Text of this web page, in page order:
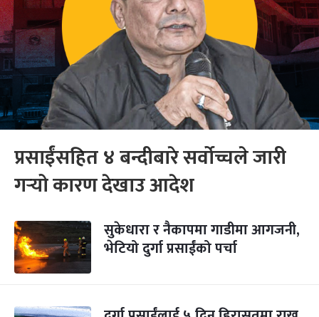
प्रसाईंसहित ४ बन्दीबारे सर्वोच्चले जारी
गर्‍यो कारण देखाउ आदेश
सुकेधारा र नैकापमा गाडीमा आगजनी,
भेटियो दुर्गा प्रसाईंको पर्चा